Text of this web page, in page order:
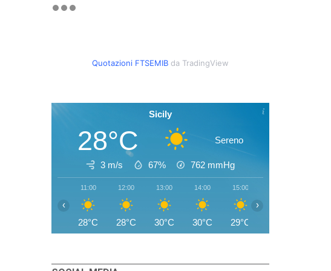
Quotazioni FTSEMIB da TradingView
Sicily
28°C Sereno
3 m/s 67% 762 mmHg
11:00
28°C
12:00
28°C
13:00
30°C
14:00
30°C
15:00
29°C
‹ ›